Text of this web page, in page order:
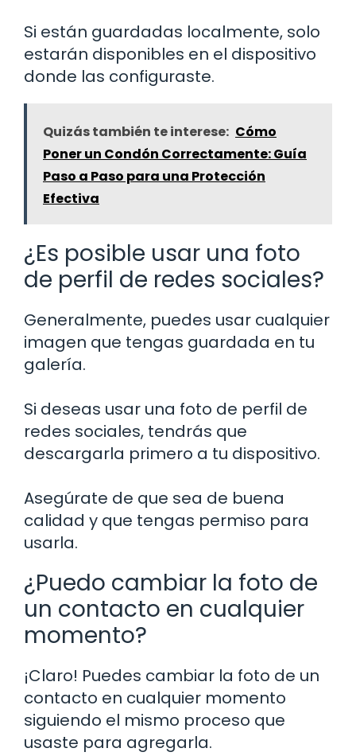
Si están guardadas localmente, solo
estarán disponibles en el dispositivo
donde las configuraste.
Quizás también te interese: Cómo
Poner un Condón Correctamente: Guía
Paso a Paso para una Protección
Efectiva
¿Es posible usar una foto
de perfil de redes sociales?
Generalmente, puedes usar cualquier
imagen que tengas guardada en tu
galería.
Si deseas usar una foto de perfil de
redes sociales, tendrás que
descargarla primero a tu dispositivo.
Asegúrate de que sea de buena
calidad y que tengas permiso para
usarla.
¿Puedo cambiar la foto de
un contacto en cualquier
momento?
¡Claro! Puedes cambiar la foto de un
contacto en cualquier momento
siguiendo el mismo proceso que
usaste para agregarla.